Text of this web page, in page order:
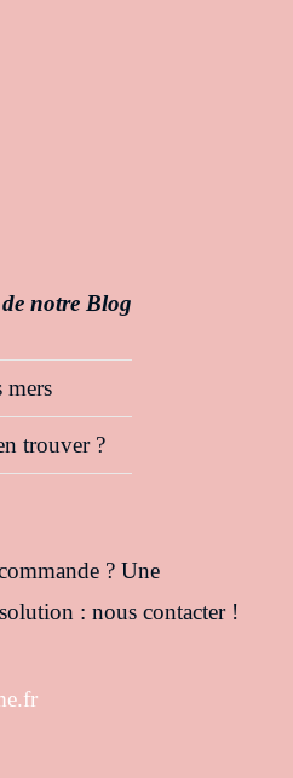
notre Blog
mers
trouver ?
? Une
: nous contacter !
S’ouvre dans votre application